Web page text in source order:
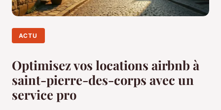
ACTU
Optimisez vos locations airbnb à
saint-pierre-des-corps avec un
service pro